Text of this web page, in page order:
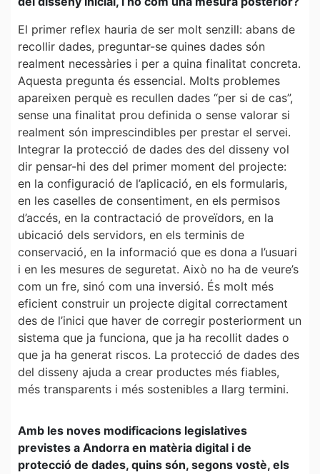
El primer reflex hauria de ser molt senzill: abans de
recollir dades, preguntar-se quines dades són
realment necessàries i per a quina finalitat concreta.
Aquesta pregunta és essencial. Molts problemes
apareixen perquè es recullen dades “per si de cas”,
sense una finalitat prou definida o sense valorar si
realment són imprescindibles per prestar el servei.
Integrar la protecció de dades des del disseny vol
dir pensar-hi des del primer moment del projecte:
en la configuració de l’aplicació, en els formularis,
en les caselles de consentiment, en els permisos
d’accés, en la contractació de proveïdors, en la
ubicació dels servidors, en els terminis de
conservació, en la informació que es dona a l’usuari
i en les mesures de seguretat. Això no ha de veure’s
com un fre, sinó com una inversió. És molt més
eficient construir un projecte digital correctament
des de l’inici que haver de corregir posteriorment un
sistema que ja funciona, que ja ha recollit dades o
que ja ha generat riscos. La protecció de dades des
del disseny ajuda a crear productes més fiables,
més transparents i més sostenibles a llarg termini.
Amb les noves modificacions legislatives
previstes a Andorra en matèria digital i de
protecció de dades, quins són, segons vostè, els